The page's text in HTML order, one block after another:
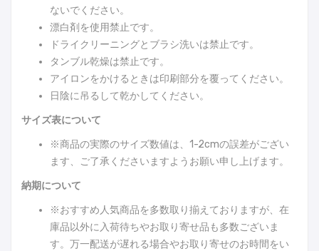
ないでください。
漂白剤を使用禁止です。
ドライクリーニングとブラシ洗いは禁止です。
タンブル乾燥は禁止です。
アイロンをかけるときは印刷部分を覆ってください。
日陰に吊るして乾かしてください。
サイズ表について
※商品の実際のサイズ数値は、1-2cmの誤差がござい
ます、ご了承くださいますようお願い申し上げます。
納期について
※おすすめ人気商品を多数取り揃えておりますが、在
庫品以外に入荷待ちやお取り寄せ品も多数ございま
す。万一配送が遅れる場合やお取り寄せのお時間をい